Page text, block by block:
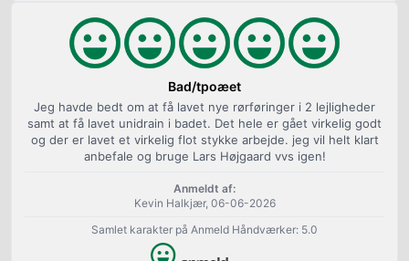
Bad/tpoæet
Jeg havde bedt om at få lavet nye rørføringer i 2 lejligheder
samt at få lavet unidrain i badet. Det hele er gået virkelig godt
og der er lavet et virkelig flot stykke arbejde. jeg vil helt klart
anbefale og bruge Lars Højgaard vvs igen!
Anmeldt af:
Kevin Halkjær, 06-06-2026
Samlet karakter på Anmeld Håndværker: 5.0